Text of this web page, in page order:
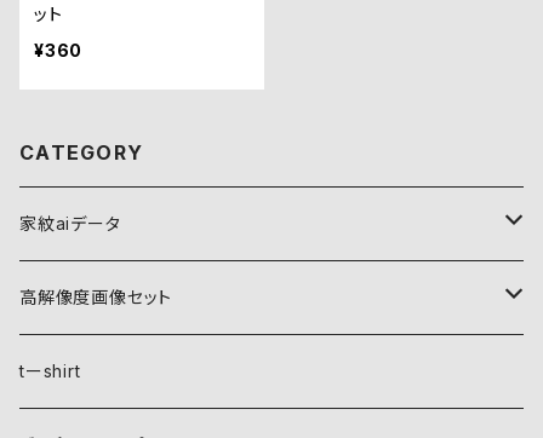
ット
¥360
CATEGORY
家紋aiデータ
自然紋
稲妻
植物紋
高解像度画像セット
自然紋
tーshirt